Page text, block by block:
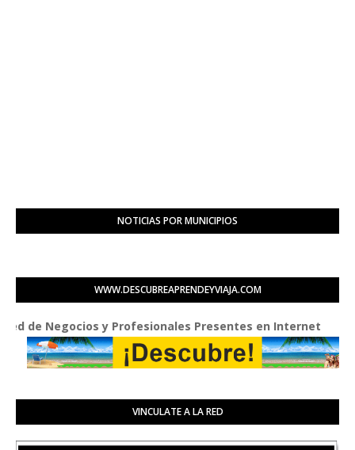
NOTICIAS POR MUNICIPIOS
WWW.DESCUBREAPRENDEYVIAJA.COM
y Profesionales Presentes en Internet
VINCULATE A LA RED